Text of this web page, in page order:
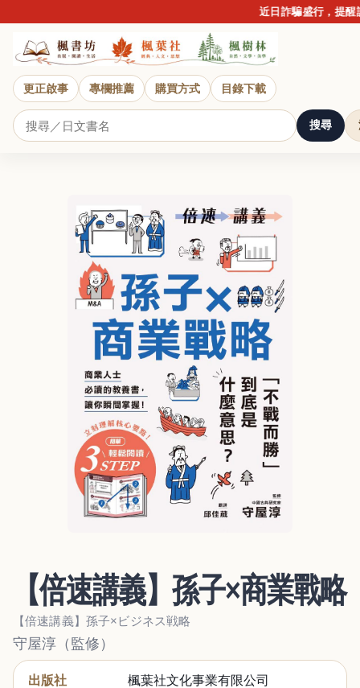
近日詐騙盛行，提醒讀
更正啟事 專欄推薦 購買方式 目錄下載
搜尋
【倍速講義】孫子×商業戰略
【倍速講義】孫子×ビジネス戦略
守屋淳（監修）
出版社
楓葉社文化事業有限公司